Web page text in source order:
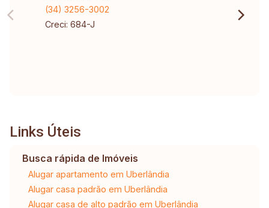
(34) 3256-3002
Creci: 684-J
Links Úteis
Busca rápida de Imóveis
Alugar apartamento em Uberlândia
Alugar casa padrão em Uberlândia
Alugar casa de alto padrão em Uberlândia